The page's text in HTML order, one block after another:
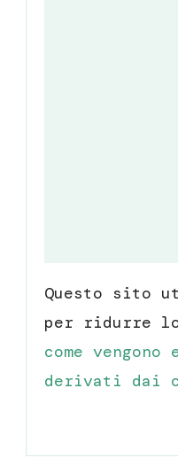
Questo sito
per ridurre lo
come
derivati dai